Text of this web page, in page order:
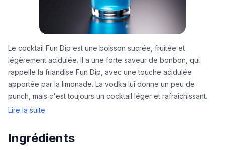
Le cocktail Fun Dip est une boisson sucrée, fruitée et
légèrement acidulée. Il a une forte saveur de bonbon, qui
rappelle la friandise Fun Dip, avec une touche acidulée
apportée par la limonade. La vodka lui donne un peu de
punch, mais c'est toujours un cocktail léger et rafraîchissant.
Lire la suite
Ingrédients